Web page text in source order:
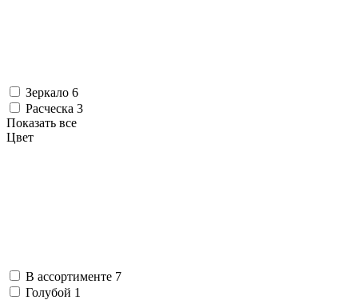
Зеркало 6
Расческа 3
Показать все
Цвет
В ассортименте 7
Голубой 1